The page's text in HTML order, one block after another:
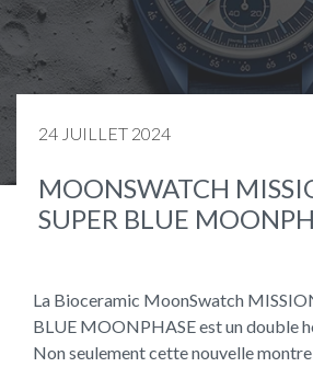
24 JUILLET 2024
MOONSWATCH
SUPER BLUE
La Bioceramic MoonSwatch
BLUE MOONPHASE est un double
Non seulement cette nouvelle